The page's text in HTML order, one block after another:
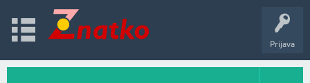
Prijava